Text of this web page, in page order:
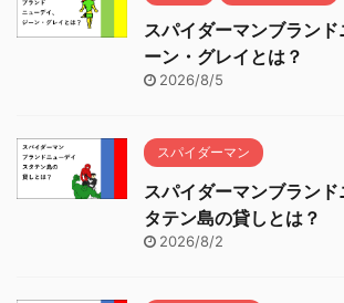
スパイダーマンブラン
ーン・グレイとは？
2026/8/5
スパイダーマン
スパイダーマンブラン
タテン島の貸しとは？
2026/8/2